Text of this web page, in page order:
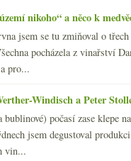
nikoho“ a něco k
jsem se tu zmiňoval o
pocházela z vinařství
pro...
Windisch a Peter
bublinové) počasí zase klepe
jsem degustoval
vin...